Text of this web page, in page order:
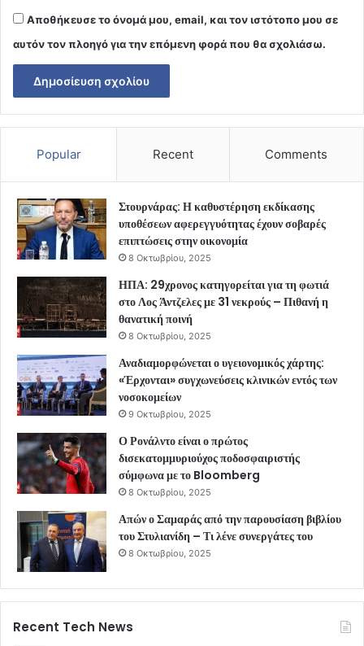
Αποθήκευσε το όνομά μου, email, και τον ιστότοπο μου σε
αυτόν τον πλοηγό για την επόμενη φορά που θα σχολιάσω.
Popular Recent Comments
Στουρνάρας: Η καθυστέρηση εκδίκασης
υποθέσεων αφερεγγυότητας έχουν σοβαρές
επιπτώσεις στην οικονομία
8 Οκτωβρίου, 2025
ΗΠΑ: 29χρονος κατηγορείται για τη φωτιά
στο Λος Άντζελες με 31 νεκρούς – Πιθανή η
θανατική ποινή
8 Οκτωβρίου, 2025
Αναδιαμορφώνεται ο υγειονομικός χάρτης:
«Έρχονται» συγχωνεύσεις κλινικών εντός των
νοσοκομείων
9 Οκτωβρίου, 2025
Ο Ρονάλντο είναι ο πρώτος
δισεκατομμυριούχος ποδοσφαιριστής
σύμφωνα με το Bloomberg
8 Οκτωβρίου, 2025
Απών ο Σαμαράς από την παρουσίαση βιβλίου
του Στυλιανίδη – Τι λένε συνεργάτες του
8 Οκτωβρίου, 2025
Recent Tech News